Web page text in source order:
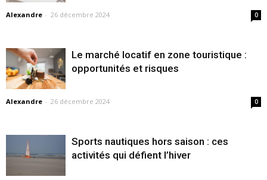
Alexandre - 26 décembre 2024 0
Le marché locatif en zone touristique :
opportunités et risques
Alexandre - 26 décembre 2024 0
Sports nautiques hors saison : ces
activités qui défient l’hiver